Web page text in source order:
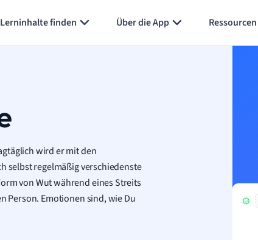
Lerninhalte finden Über die App Ressourcen
wird er mit den
selbst regelmäßig verschiedenste
von Wut während eines Streits
Person. Emotionen sind, wie Du